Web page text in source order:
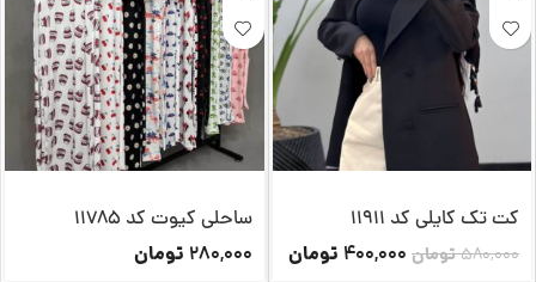
کت تک کایلی کد 11911
580,000تومان 400,000 تومان
ساحلی کیوت کد 11785
280,000 تومان